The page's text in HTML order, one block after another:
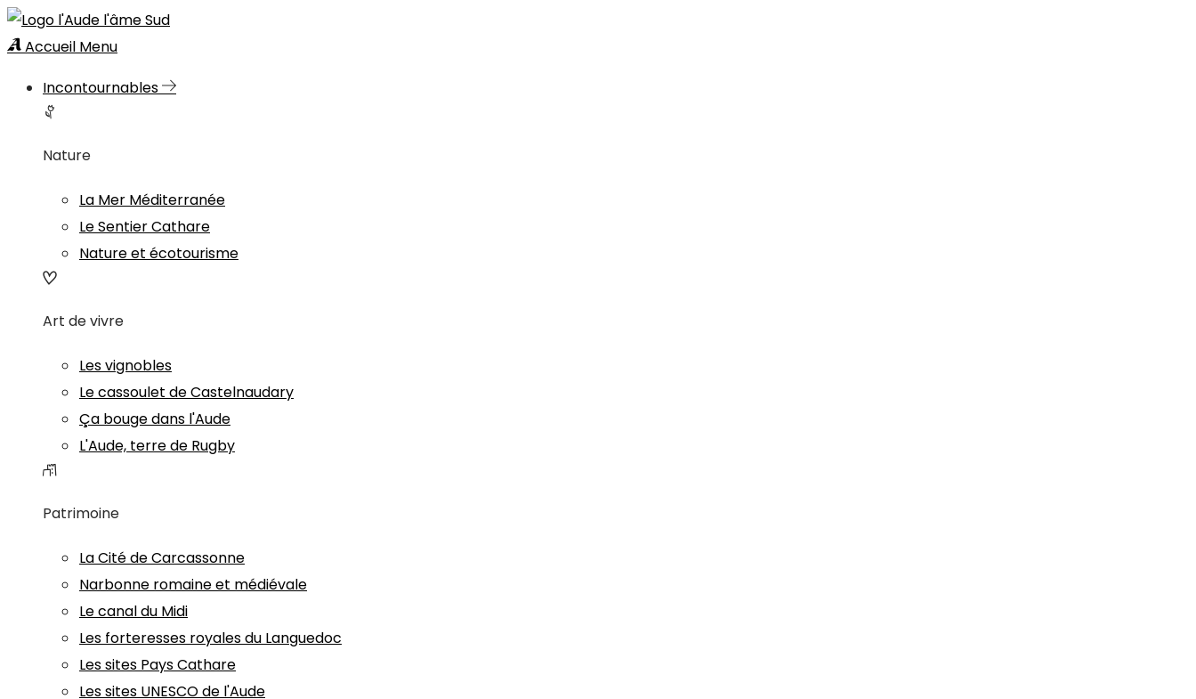
Accueil Menu
Incontournables
Nature
La Mer Méditerranée
Le Sentier Cathare
Nature et écotourisme
Art de vivre
Les vignobles
Le cassoulet de Castelnaudary
Ça bouge dans l'Aude
L'Aude, terre de Rugby
Patrimoine
La Cité de Carcassonne
Narbonne romaine et médiévale
Le canal du Midi
Les forteresses royales du Languedoc
Les sites Pays Cathare
Les sites UNESCO de l'Aude